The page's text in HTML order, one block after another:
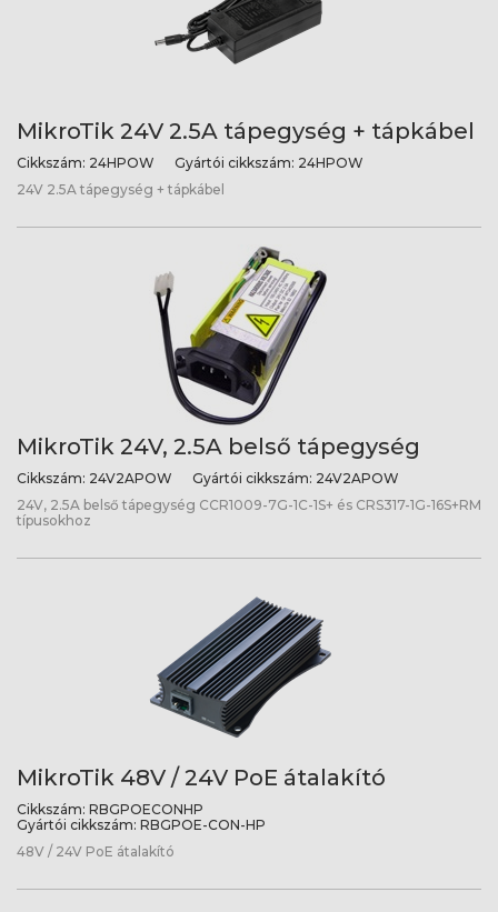
MikroTik 24V 2.5A tápegység + tápkábel
Cikkszám: 24HPOW Gyártói cikkszám: 24HPOW
24V 2.5A tápegység + tápkábel
MikroTik 24V, 2.5A belső tápegység
Cikkszám: 24V2APOW Gyártói cikkszám: 24V2APOW
24V, 2.5A belső tápegység CCR1009-7G-1C-1S+ és CRS317-1G-16S+RM
típusokhoz
MikroTik 48V / 24V PoE átalakító
Cikkszám: RBGPOECONHP
Gyártói cikkszám: RBGPOE-CON-HP
48V / 24V PoE átalakító